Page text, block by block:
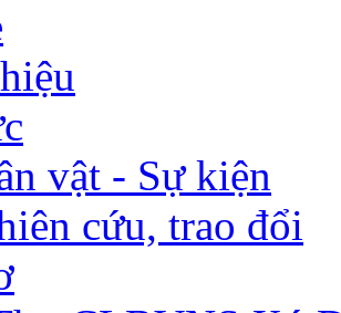
vật - Sự kiện
cứu, trao đổi